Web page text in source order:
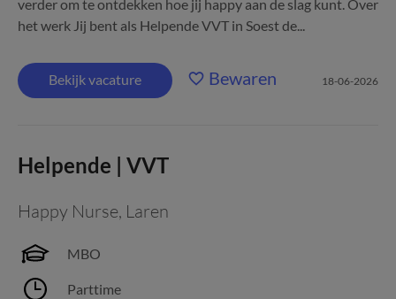
verder om te ontdekken hoe jij happy aan de slag kunt. Over
het werk Jij bent als Helpende VVT in Soest de...
Bekijk vacature Bewaren 18-06-2026
Helpende | VVT
Happy Nurse, Laren
MBO
Parttime